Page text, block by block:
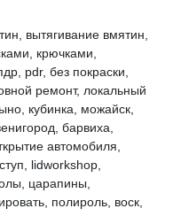
вытягивание вмятин,
крючками,
pdr, без покраски,
ремонт, локальный
кубинка, можайск,
барвиха,
автомобиля,
lidworkshop,
царапины,
полироль, воск,